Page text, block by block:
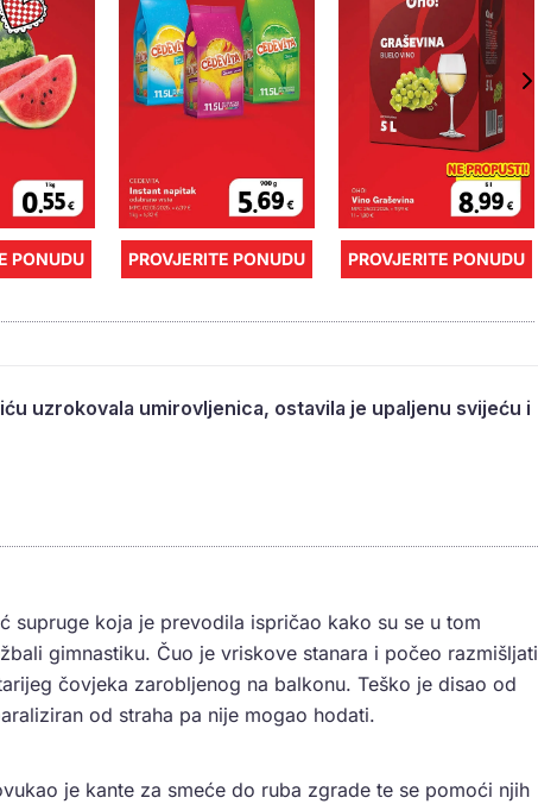
PONUDU PROVJERITE PONUDU PROVJERITE PONUDU
uzrokovala umirovljenica, ostavila je upaljenu svijeću i
supruge koja je prevodila ispričao kako su se u tom
gimnastiku. Čuo je vriskove stanara i počeo razmišljati
čovjeka zarobljenog na balkonu. Teško je disao od
od straha pa nije mogao hodati.
je kante za smeće do ruba zgrade te se pomoći njih